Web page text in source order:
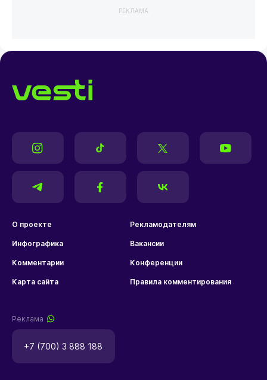
РЕКЛАМА
О проекте Рекламодателям
Инфографика Вакансии
Комментарии Конференции
Карта сайта Правила комментирования
Реклама
+7 (700) 3 888 188